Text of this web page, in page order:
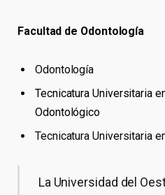
Facultad de Odontología
Odontología
Tecnicatura Universitaria
Odontológico
Tecnicatura Universitaria
La Universidad del